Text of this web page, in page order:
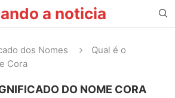
a noticia
dos Nomes
Qual é o
Cora
DO NOME CORA